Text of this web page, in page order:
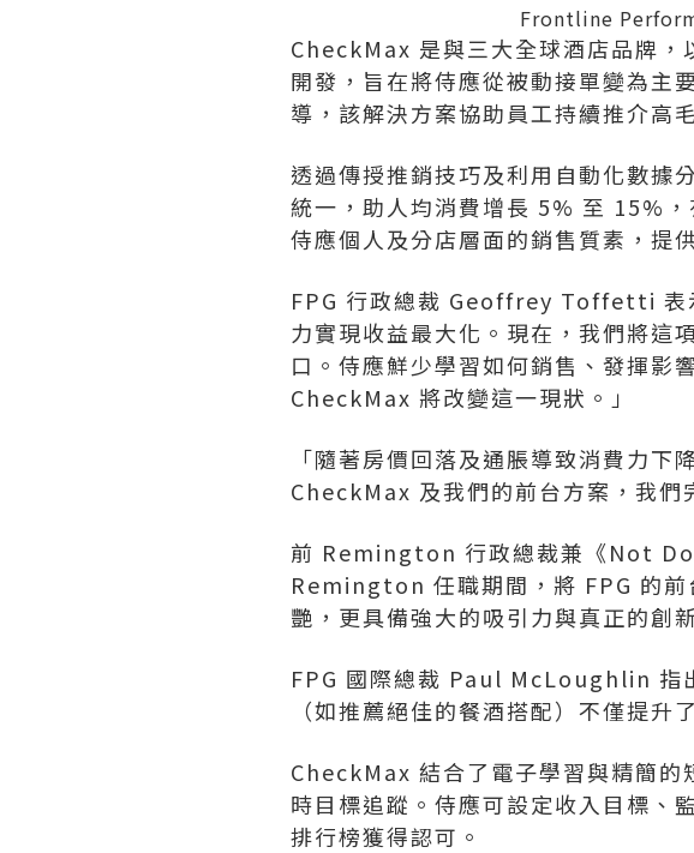
Frontline
CheckMax 是與三大全球酒店品牌，
開發，旨在將侍應從被動接單變為主
導，該解決方案協助員工持續推介高
透過傳授推銷技巧及利用自動化數據
統一，助人均消費增長 5% 至 15%
侍應個人及分店層面的銷售質素，提
FPG 行政總裁 Geoffrey Toffetti 表
力實現收益最大化。現在，我們將這
口。侍應鮮少學習如何銷售、發揮影
CheckMax 將改變這一現狀。」
「隨著房價回落及通脹導致消費力
CheckMax 及我們的前台方案，我們
前 Remington 行政總裁兼《Not
Remington 任職期間，將 FPG 的前
艷，更具備強大的吸引力與真正的創新
FPG 國際總裁 Paul McLoughlin 指
（如推薦絕佳的餐酒搭配）不僅提
CheckMax 結合了電子學習與精簡
時目標追蹤。侍應可設定收入目標、
排行榜獲得認可。